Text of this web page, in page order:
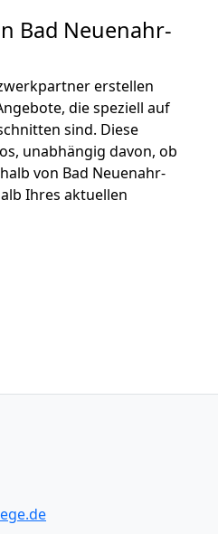
Bad Neuenahr-
erstellen
die speziell auf
sind. Diese
unabhängig davon, ob
von Bad Neuenahr-
Ihres aktuellen